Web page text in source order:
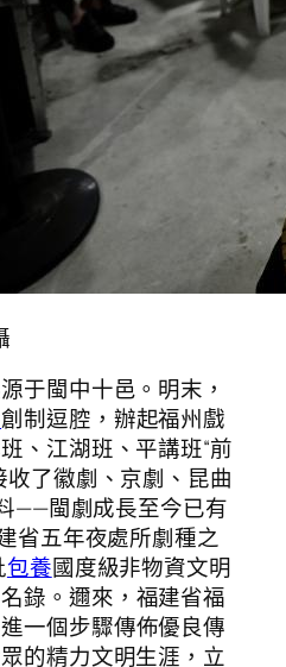
于閩中十邑。明末，
創制逗腔，辦起福州戲
、江湖班、平講班“前
收了徽劇、京劇、昆曲
——閩劇成長至今已有
省五年夜處所劇種之
包養國度級非物資文明
錄。邇來，福建省福
一個步驟傳佈優良傳
的精力文明生涯，立